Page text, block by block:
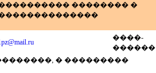
�������� �
����-
������
� ���������